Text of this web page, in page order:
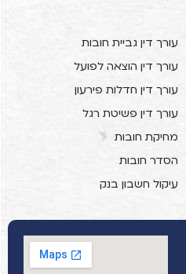
עורך דין גביית חובות
עורך דין הוצאה לפועל
עורך דין חדלות פירעון
עורך דין פשיטת רגל
מחיקת חובות
הסדר חובות
עיקול חשבון בנק